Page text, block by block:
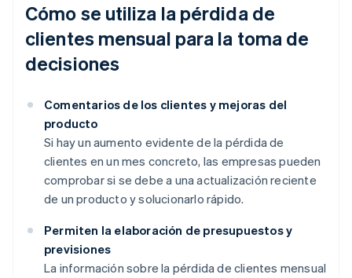
Cómo se utiliza la pérdida de
clientes mensual para la toma de
decisiones
Comentarios de los clientes y mejoras del
producto
Si hay un aumento evidente de la pérdida de
clientes en un mes concreto, las empresas pueden
comprobar si se debe a una actualización reciente
de un producto y solucionarlo rápido.
Permiten la elaboración de presupuestos y
previsiones
La información sobre la pérdida de clientes mensual